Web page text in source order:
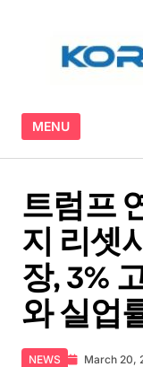
MENU
트럼프
지 리셋
장, 3%
와 실업
NEWS March 20,